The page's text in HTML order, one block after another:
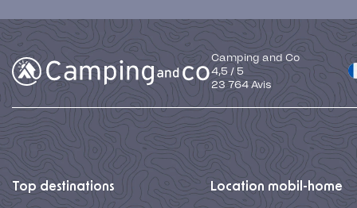
Camping and Co
4,5 / 5
23 764Avis
Top destinations Location mobil-home